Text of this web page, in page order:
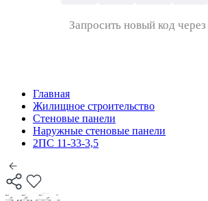
Запросить новый код через
Главная
Жилищное строительство
Стеновые панели
Наружные стеновые панели
2ПС 11-33-3,5